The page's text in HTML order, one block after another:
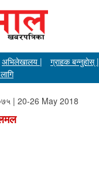
अभिलेखालय |
ग्राहक बन्नुहोस् |
| 20-26 May 2018